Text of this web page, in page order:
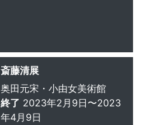
斎藤清展
奥田元宋・小由女美術館
終了 2023年2月9日〜2023
年4月9日